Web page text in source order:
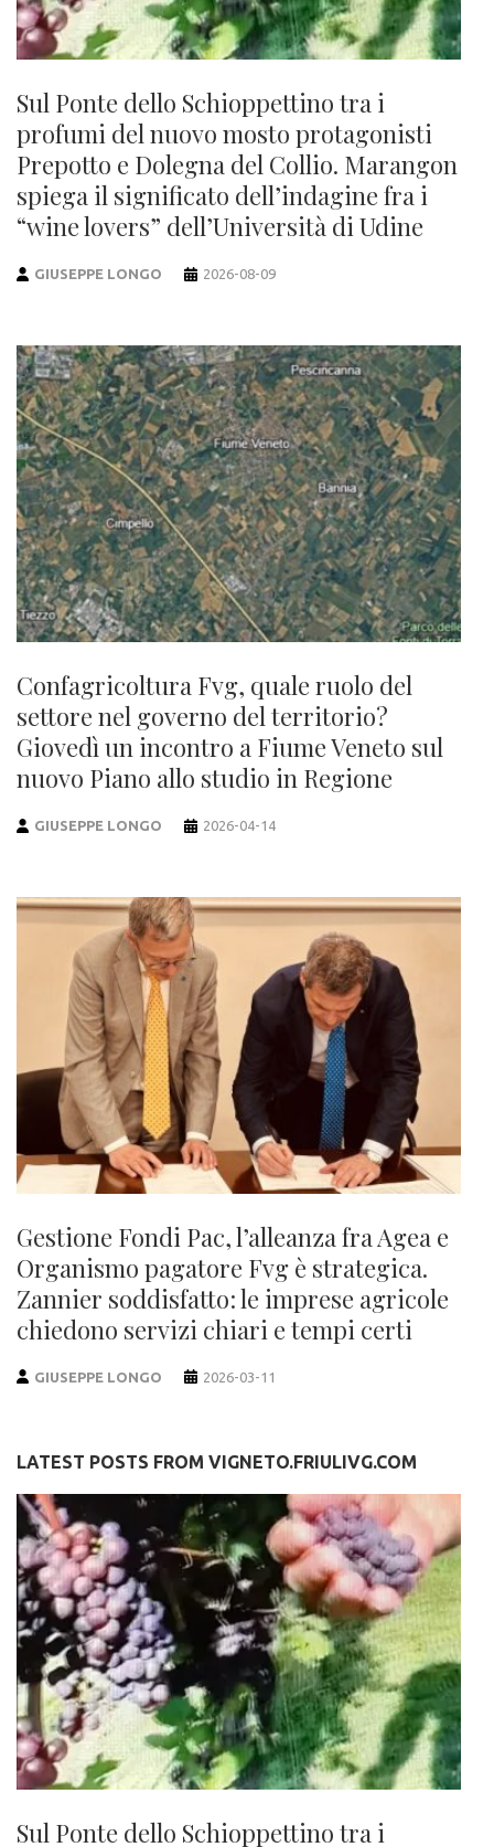
Sul Ponte dello Schioppettino tra i
profumi del nuovo mosto protagonisti
Prepotto e Dolegna del Collio. Marangon
spiega il significato dell’indagine fra i
“wine lovers” dell’Università di Udine
GIUSEPPE LONGO 2026-08-09
Confagricoltura Fvg, quale ruolo del
settore nel governo del territorio?
Giovedì un incontro a Fiume Veneto sul
nuovo Piano allo studio in Regione
GIUSEPPE LONGO 2026-04-14
Gestione Fondi Pac, l’alleanza fra Agea e
Organismo pagatore Fvg è strategica.
Zannier soddisfatto: le imprese agricole
chiedono servizi chiari e tempi certi
GIUSEPPE LONGO 2026-03-11
LATEST POSTS FROM VIGNETO.FRIULIVG.COM
Sul Ponte dello Schioppettino tra i